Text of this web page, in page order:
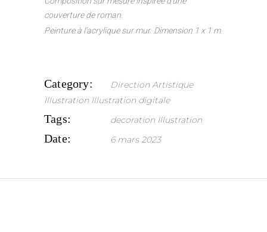
couverture de roman.
Peinture à l’acrylique sur mur. Dimension 1 x 1 m
Category:
Direction Artistique
Illustration Illustration digitale
Tags: decoration Illustration
Date: 6 mars 2023